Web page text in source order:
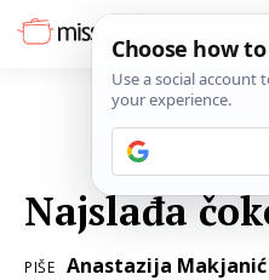
Najslađa
PIŠE Anastazija Makjanić